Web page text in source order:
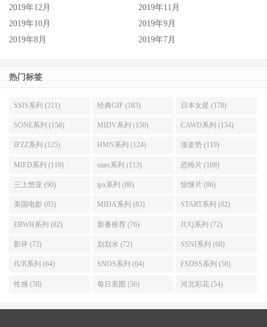
2019年12月
2019年11月
2019年10月
2019年9月
2019年8月
2019年7月
热门标签
SSIS系列 (211) 经典GIF (183) 日本女星 (178)
SONE系列 (158) MIDV系列 (150) CAWD系列 (134)
IPZZ系列 (125) HMN系列 (124) 涨姿势 (119)
MIFD系列 (119) stars系列 (113) 恐怖片 (108)
三上悠亚 (90) ipx系列 (88) 惊悚片 (86)
美国电影 (85) MIDA系列 (83) START系列 (82)
EBWH系列 (82) 新番推荐 (76) JUQ系列 (72)
影评 (72) 划划水 (72) SSNI系列 (68)
JUR系列 (64) SNOS系列 (64) FSDSS系列 (58)
性感 (58) 每日美图 (56) 河北彩花 (54)